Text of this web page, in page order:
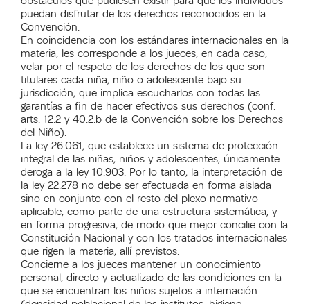
puedan disfrutar de los derechos reconocidos en la
Convención.
En coincidencia con los estándares internacionales en la
materia, les corresponde a los jueces, en cada caso,
velar por el respeto de los derechos de los que son
titulares cada niña, niño o adolescente bajo su
jurisdicción, que implica escucharlos con todas las
garantías a fin de hacer efectivos sus derechos (conf.
arts. 12.2 y 40.2.b de la Convención sobre los Derechos
del Niño).
La ley 26.061, que establece un sistema de protección
integral de las niñas, niños y adolescentes, únicamente
deroga a la ley 10.903. Por lo tanto, la interpretación de
la ley 22.278 no debe ser efectuada en forma aislada
sino en conjunto con el resto del plexo normativo
aplicable, como parte de una estructura sistemática, y
en forma progresiva, de modo que mejor concilie con la
Constitución Nacional y con los tratados internacionales
que rigen la materia, allí previstos.
Concierne a los jueces mantener un conocimiento
personal, directo y actualizado de las condiciones en la
que se encuentran los niños sujetos a internación